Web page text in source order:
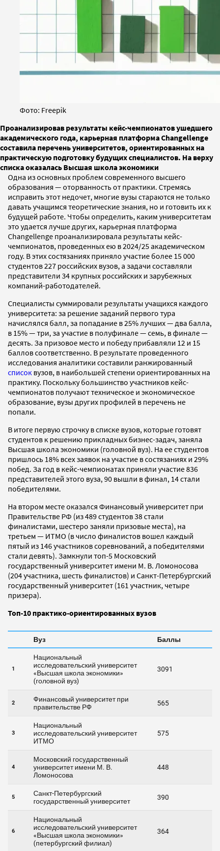
Фото: Freepik
Проанализировав результаты кейс-чемпионатов ушедшего
академического года, карьерная платформа Changellenge
составила перечень университетов, ориентированных на
практическую подготовку будущих специалистов. На верху
списка оказалась Высшая школа экономики
Одна из основных проблем современного высшего
образования — оторванность от практики. Стремясь
исправить этот недочет, многие вузы стараются не только
давать учащимся теоретические знания, но и готовить их к
будущей работе. Чтобы определить, каким университетам
это удается лучше других, карьерная платформа
Changellenge проанализировала результаты кейс-
чемпионатов, проведенных ею в 2024/25 академическом
году. В этих состязаниях приняло участие более 15 000
студентов 227 российских вузов, а задачи составляли
представители 34 крупных российских и зарубежных
компаний-работодателей.
Специалисты суммировали результаты учащихся каждого
университета: за решение заданий первого тура
начислялся балл, за попадание в 25% лучших — два балла,
в 15% — три, за участие в полуфинале — семь, в финале —
десять. За призовое место и победу прибавляли 12 и 15
баллов соответственно. В результате проведенного
исследования аналитики составили ранжированный
список вузов, в наибольшей степени ориентированных на
практику. Поскольку большинство участников кейс-
чемпионатов получают техническое и экономическое
образование, вузы других профилей в перечень не
попали.
В итоге первую строчку в списке вузов, которые готовят
студентов к решению прикладных бизнес-задач, заняла
Высшая школа экономики (головной вуз). На ее студентов
пришлось 18% всех заявок на участие в состязаниях и 29%
побед. За год в кейс-чемпионатах приняли участие 836
представителей этого вуза, 90 вышли в финал, 14 стали
победителями.
На втором месте оказался Финансовый университет при
Правительстве РФ (из 489 студентов 38 стали
финалистами, шестеро заняли призовые места), на
третьем — ИТМО (в число финалистов вошел каждый
пятый из 146 участников соревнований, а победителями
стали девять). Замкнули топ-5 Московский
государственный университет имени М. В. Ломоносова
(204 участника, шесть финалистов) и Санкт-Петербургский
государственный университет (161 участник, четыре
призера).
Топ-10 практико-ориентированных вузов